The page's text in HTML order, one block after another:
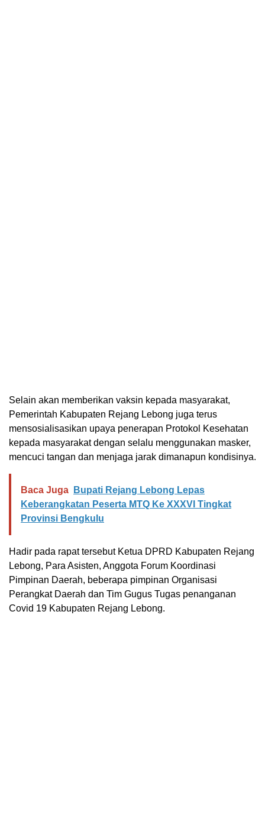
Selain akan memberikan vaksin kepada masyarakat,
Pemerintah Kabupaten Rejang Lebong juga terus
mensosialisasikan upaya penerapan Protokol Kesehatan
kepada masyarakat dengan selalu menggunakan masker,
mencuci tangan dan menjaga jarak dimanapun kondisinya.
Baca Juga
Bupati Rejang Lebong Lepas
Keberangkatan Peserta MTQ Ke XXXVI Tingkat
Provinsi Bengkulu
Hadir pada rapat tersebut Ketua DPRD Kabupaten Rejang
Lebong, Para Asisten, Anggota Forum Koordinasi
Pimpinan Daerah, beberapa pimpinan Organisasi
Perangkat Daerah dan Tim Gugus Tugas penanganan
Covid 19 Kabupaten Rejang Lebong.